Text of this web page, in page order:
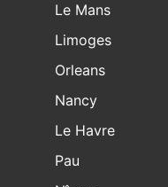
Le Mans
Limoges
Orleans
Nancy
Le Havre
Pau